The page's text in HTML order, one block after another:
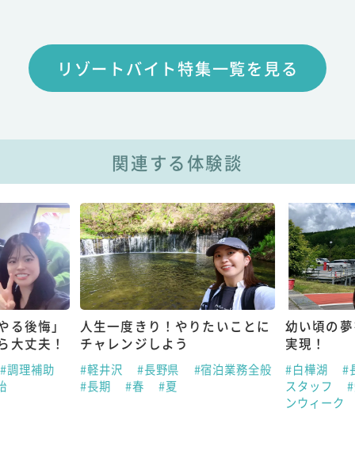
リゾートバイト特集一覧を見る
関連する体験談
る後悔」
大丈夫！
#調理補助
人生一度きり！やりたいことに
チャレンジしよう
#軽井沢 #長野県
#宿泊業務全般
#長期
#春 #夏
幼い頃の
実現！
#白樺湖
#
スタッフ
ンウィーク